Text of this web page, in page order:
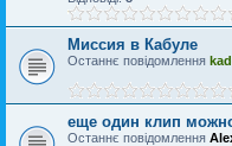
Миссия в Кабуле
Останнє повідомлення
еще один клип можно
Останнє повідомлення